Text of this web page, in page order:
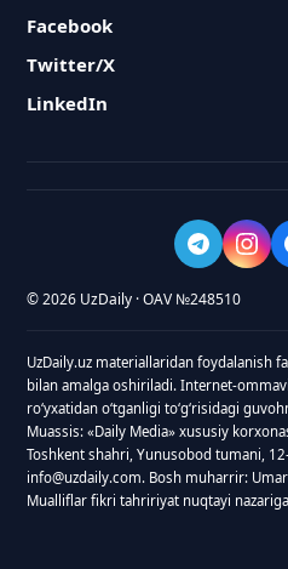
Facebook
Twitter/X
LinkedIn
© 2026 UzDaily · OAV №248510
UzDaily.uz materiallaridan foydalanish
bilan amalga oshiriladi. Internet-
roʻyxatidan oʻtganligi toʻgʻrisidagi
Muassis: «Daily Media» xususiy
Toshkent shahri, Yunusobod tumani,
info@uzdaily.com. Bosh muharrir:
Mualliflar fikri tahririyat nuqtayi